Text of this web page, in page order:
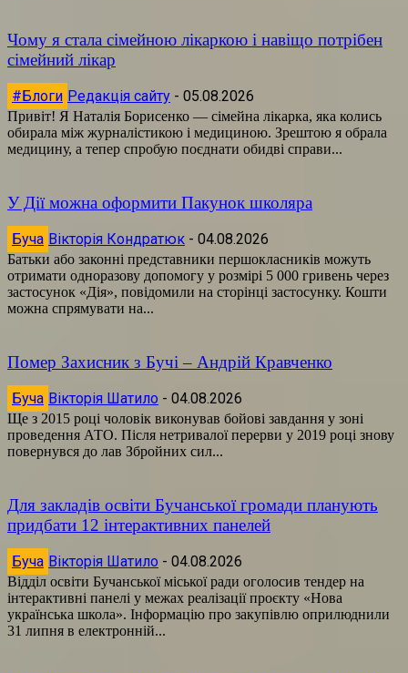
Чому я стала сімейною лікаркою і навіщо потрібен
сімейний лікар
#Блоги Редакція сайту - 05.08.2026
Привіт! Я Наталія Борисенко — сімейна лікарка, яка колись
обирала між журналістикою і медициною. Зрештою я обрала
медицину, а тепер спробую поєднати обидві справи...
У Дії можна оформити Пакунок школяра
Буча Вікторія Кондратюк - 04.08.2026
Батьки або законні представники першокласників можуть
отримати одноразову допомогу у розмірі 5 000 гривень через
застосунок «Дія», повідомили на сторінці застосунку. Кошти
можна спрямувати на...
Помер Захисник з Бучі – Андрій Кравченко
Буча Вікторія Шатило - 04.08.2026
Ще з 2015 році чоловік виконував бойові завдання у зоні
проведення АТО. Після нетривалої перерви у 2019 році знову
повернувся до лав Збройних сил...
Для закладів освіти Бучанської громади планують
придбати 12 інтерактивних панелей
Буча Вікторія Шатило - 04.08.2026
Відділ освіти Бучанської міської ради оголосив тендер на
інтерактивні панелі у межах реалізації проєкту «Нова
українська школа». Інформацію про закупівлю оприлюднили
31 липня в електронній...